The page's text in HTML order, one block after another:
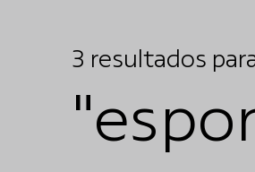
3 resultados